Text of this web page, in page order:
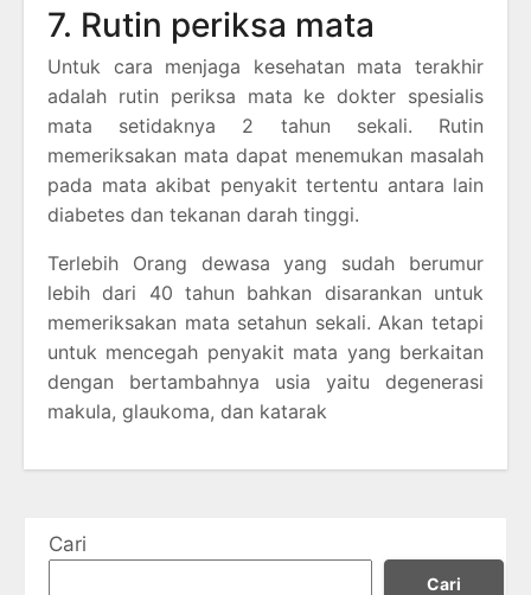
7. Rutin periksa mata
Untuk cara menjaga kesehatan mata terakhir
adalah rutin periksa mata ke dokter spesialis
mata setidaknya 2 tahun sekali. Rutin
memeriksakan mata dapat menemukan masalah
pada mata akibat penyakit tertentu antara lain
diabetes dan tekanan darah tinggi.
Terlebih Orang dewasa yang sudah berumur
lebih dari 40 tahun bahkan disarankan untuk
memeriksakan mata setahun sekali. Akan tetapi
untuk mencegah penyakit mata yang berkaitan
dengan bertambahnya usia yaitu degenerasi
makula, glaukoma, dan katarak
Cari
Cari